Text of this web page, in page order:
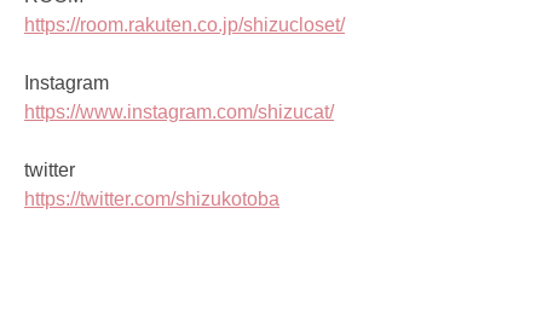
https://room.rakuten.co.jp/shizucloset/
Instagram
https://www.instagram.com/shizucat/
twitter
https://twitter.com/shizukotoba